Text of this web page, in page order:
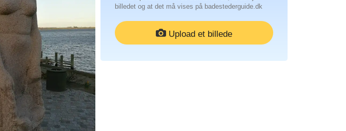
billedet og at det må vises på badestederguide.dk
Upload et billede